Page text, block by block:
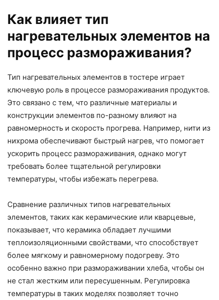
Как влияет тип
нагревательных элементов на
процесс размораживания?
Тип нагревательных элементов в тостере играет
ключевую роль в процессе размораживания продуктов.
Это связано с тем, что различные материалы и
конструкции элементов по-разному влияют на
равномерность и скорость прогрева. Например, нити из
нихрома обеспечивают быстрый нагрев, что помогает
ускорить процесс размораживания, однако могут
требовать более тщательной регулировки
температуры, чтобы избежать перегрева.
Сравнение различных типов нагревательных
элементов, таких как керамические или кварцевые,
показывает, что керамика обладает лучшими
теплоизоляционными свойствами, что способствует
более мягкому и равномерному подогреву. Это
особенно важно при размораживании хлеба, чтобы он
не стал жестким или пересушенным. Регулировка
температуры в таких моделях позволяет точно